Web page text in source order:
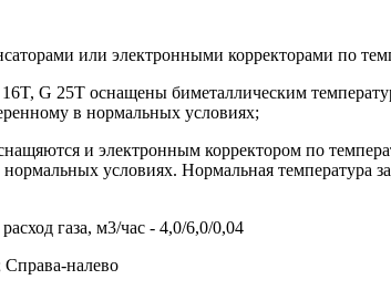
или электронными корректорами по
G 25T оснащены биметаллическим
в нормальных условиях;
и электронным корректором по
условиях. Нормальная температура
газа, м3/час - 4,0/6,0/0,04
Справа-налево